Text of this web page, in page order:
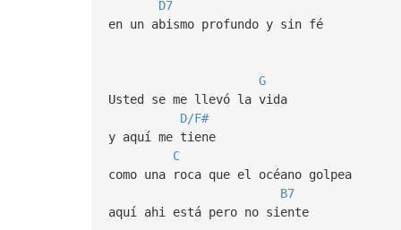
D7
en un abismo profundo y sin fé
G
Usted se me llevó la vida
D/F#
y aquí me tiene
C
como una roca que el océano golpea
B7
aquí ahi está pero no siente